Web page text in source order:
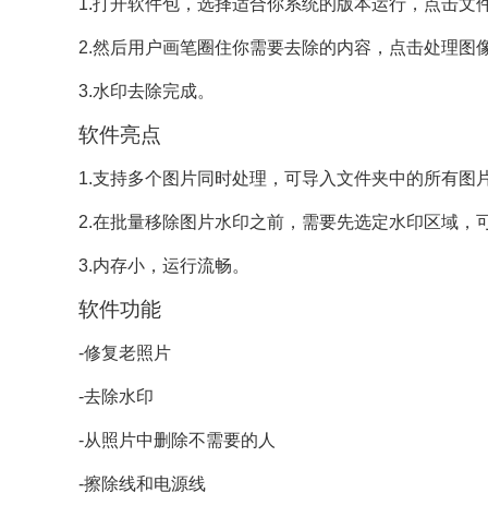
1.打开软件包，选择适合你系统的版本运行，点击
2.然后用户画笔圈住你需要去除的内容，点击处理图
3.水印去除完成。
软件亮点
1.支持多个图片同时处理，可导入文件夹中的所有图
2.在批量移除图片水印之前，需要先选定水印区域，
3.内存小，运行流畅。
软件功能
-修复老照片
-去除水印
-从照片中删除不需要的人
-擦除线和电源线